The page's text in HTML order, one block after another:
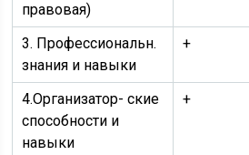
правовая)
3. Профессиональн.
знания и навыки
+
4.Организатор- ские
способности и
навыки
+